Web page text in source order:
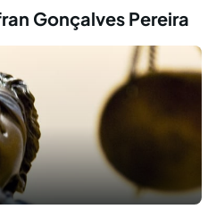
Gonçalves Pereira